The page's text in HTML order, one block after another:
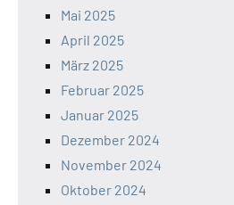
Mai 2025
April 2025
März 2025
Februar 2025
Januar 2025
Dezember 2024
November 2024
Oktober 2024